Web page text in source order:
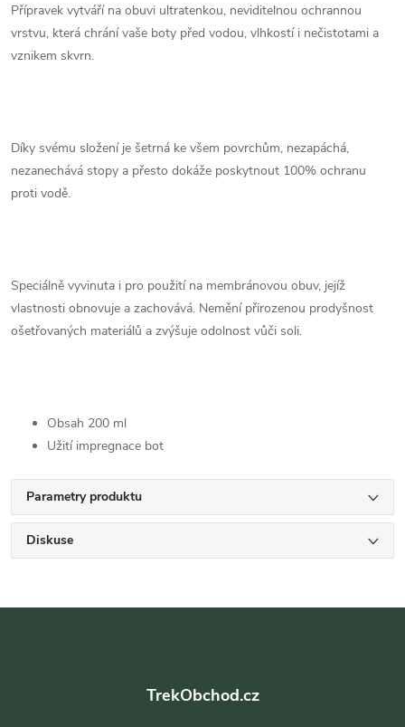
Přípravek vytváří na obuvi ultratenkou, neviditelnou ochrannou
vrstvu, která chrání vaše boty před vodou, vlhkostí i nečistotami a
vznikem skvrn.
Díky svému složení je šetrná ke všem povrchům, nezapáchá,
nezanechává stopy a přesto dokáže poskytnout 100% ochranu
proti vodě.
Speciálně vyvinuta i pro použití na membránovou obuv, jejíž
vlastnosti obnovuje a zachovává. Nemění přirozenou prodyšnost
ošetřovaných materiálů a zvýšuje odolnost vůči soli.
Obsah 200 ml
Užití impregnace bot
Parametry produktu
Diskuse
TrekObchod.cz